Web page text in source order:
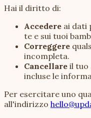
Hai il diritto di:
Accedere ai dati
te e sui tuoi
Correggere
incompleta.
Cancellare il tuo
incluse le
Per esercitare uno
all'indirizzo